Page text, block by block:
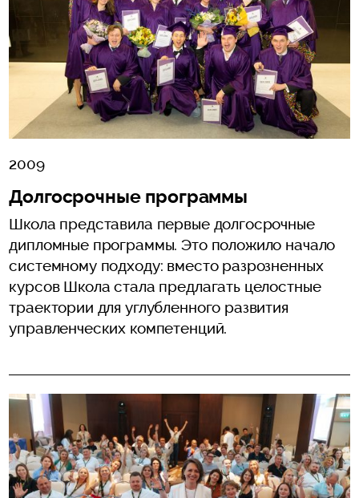
2009
Долгосрочные программы
Школа представила первые долгосрочные
дипломные программы. Это положило начало
системному подходу: вместо разрозненных
курсов Школа стала предлагать целостные
траектории для углубленного развития
управленческих компетенций.